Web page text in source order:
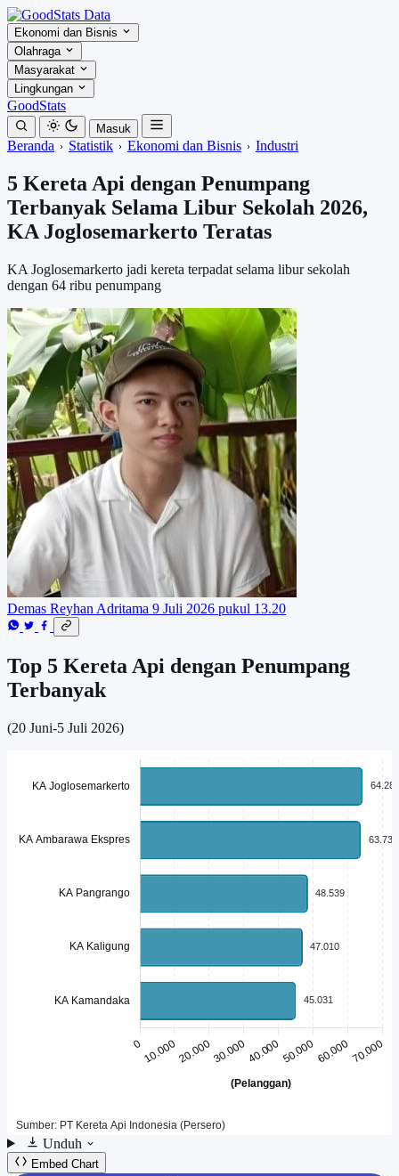
Ekonomi dan Bisnis
Olahraga
Masyarakat
Lingkungan
GoodStats
Masuk
Beranda Statistik Ekonomi dan Bisnis Industri
5 Kereta Api dengan Penumpang
Terbanyak Selama Libur Sekolah 2026,
KA Joglosemarkerto Teratas
KA Joglosemarkerto jadi kereta terpadat selama libur sekolah
dengan 64 ribu penumpang
Demas Reyhan Adritama 9 Juli 2026 pukul 13.20
Top 5 Kereta Api dengan Penumpang
Terbanyak
(20 Juni-5 Juli 2026)
Unduh
Embed Chart